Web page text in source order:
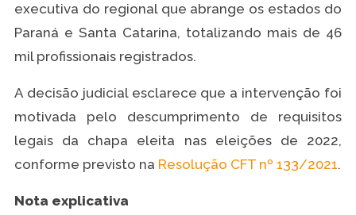
executiva do regional que abrange os estados do
Paraná e Santa Catarina, totalizando mais de 46
mil profissionais registrados.
A decisão judicial esclarece que a intervenção foi
motivada pelo descumprimento de requisitos
legais da chapa eleita nas eleições de 2022,
conforme previsto na Resolução CFT nº 133/2021.
Nota explicativa